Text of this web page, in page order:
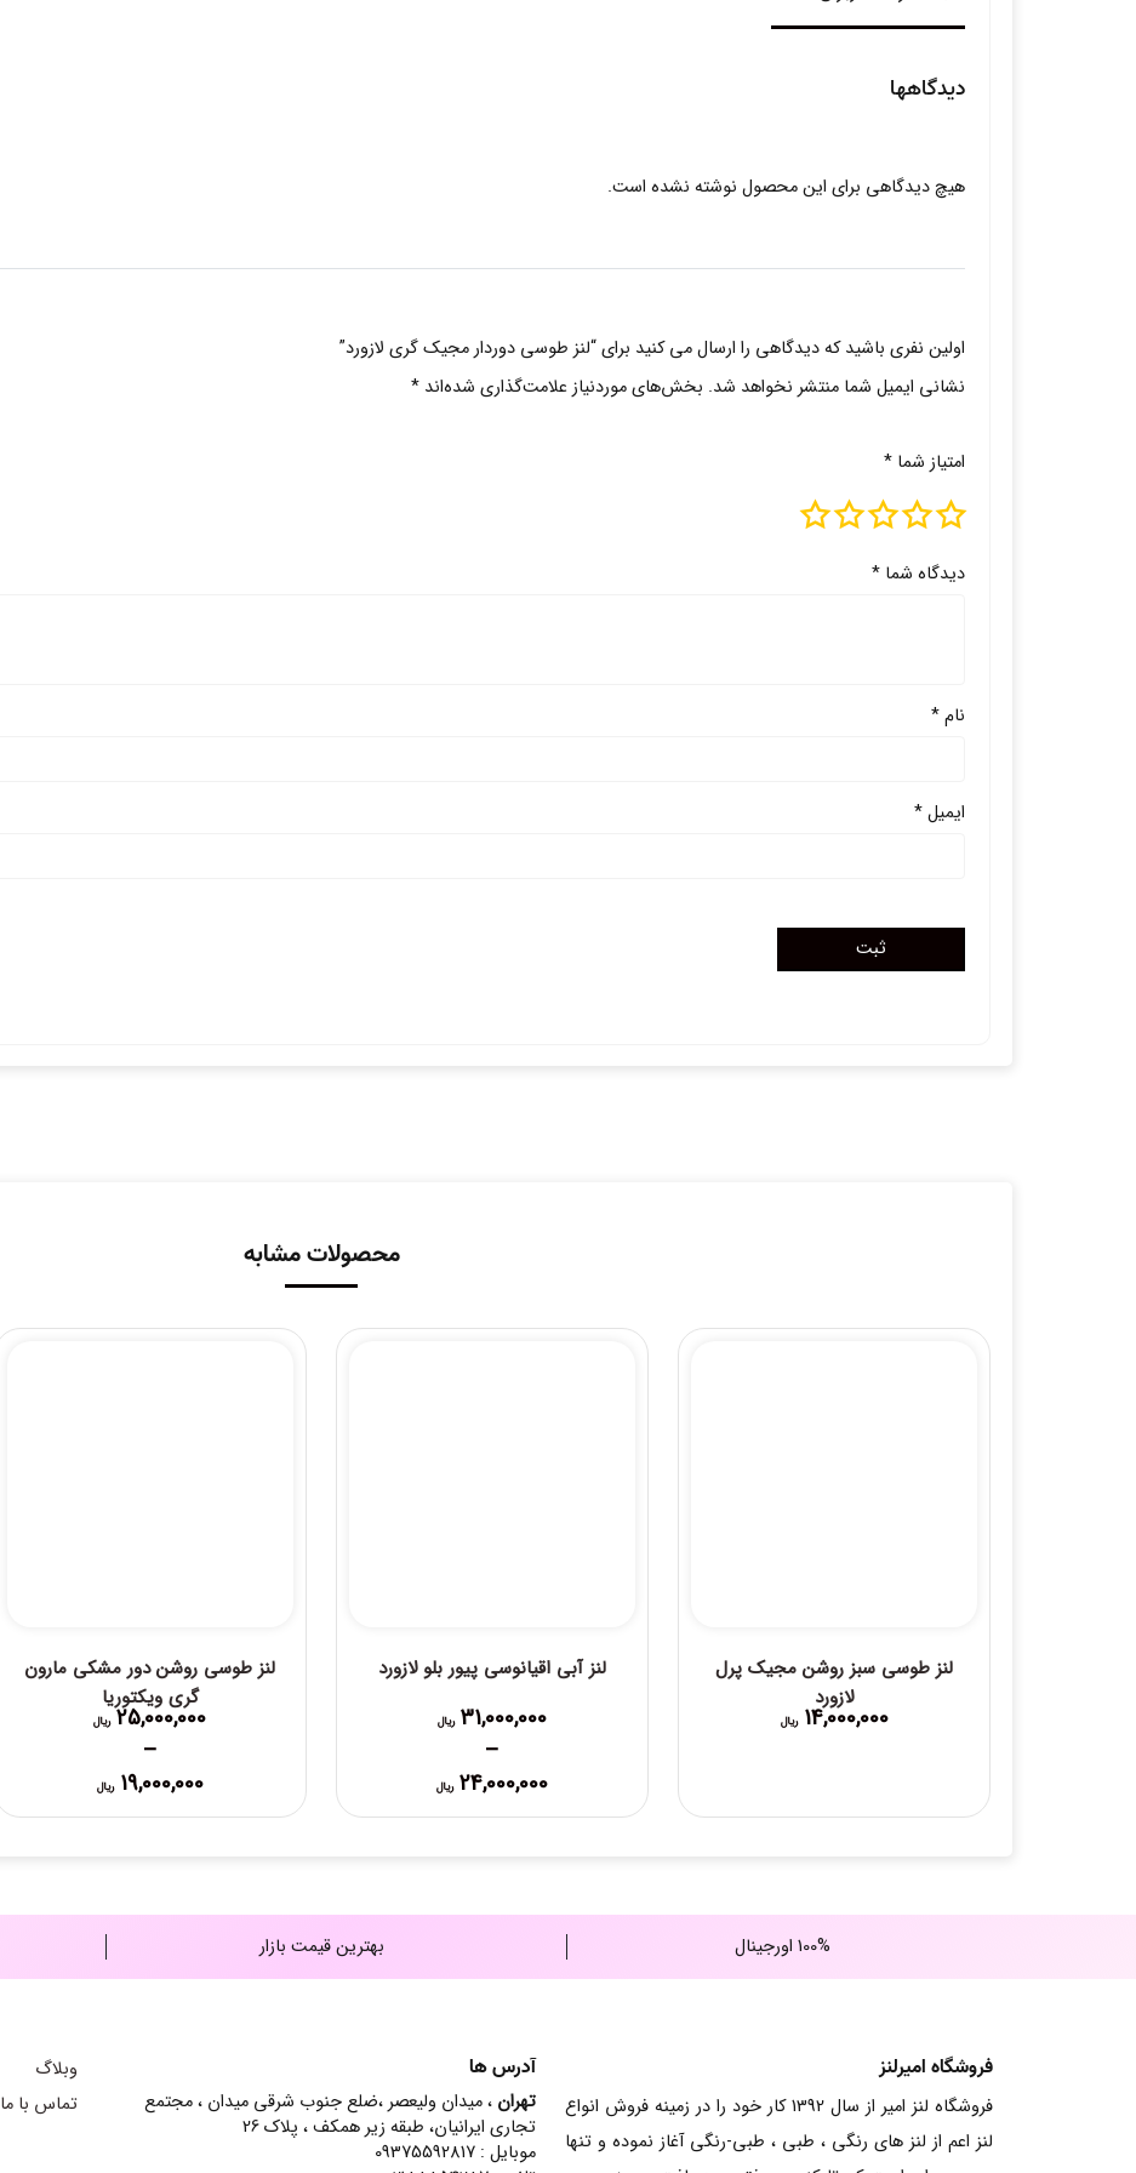
دیدگاهها
هیچ دیدگاهی برای این محصول نوشته نشده است.
اولین نفری باشید که دیدگاهی را ارسال می کنید برای “لنز طوسی دوردار مجیک گری لازورد”
نشانی ایمیل شما منتشر نخواهد شد. بخش‌های موردنیاز علامت‌گذاری شده‌اند *
امتیاز شما *
دیدگاه شما *
نام*
ایمیل*
محصولات مشابه
لنز طوسی سبز روشن مجیک پرل
لازورد
14,000,000 ریال
لنز آبی اقیانوسی پیور بلو لازورد
31,000,000 ریال
–
24,000,000 ریال
Price
range:
لنز طوسی روشن دور مشکی مارون
گری ویکتوریا
25,000,000 ریال
–
19,000,000 ریال
Price
range:
100% اورجینال بهترین قیمت بازار
فروشگاه امیرلنز
فروشگاه لنز امیر از سال 1392 کار خود را در زمینه فروش انواع
لنز اعم از لنز های رنگی ، طبی ، طبی-رنگی آغاز نموده و تنها
آدرس ها
تهران ، میدان ولیعصر ،ضلع جنوب شرقی میدان ، مجتمع
تجاری ایرانیان، طبقه زیر همکف ، پلاک 26
موبایل : 09375592817
وبلاگ
تماس با ما